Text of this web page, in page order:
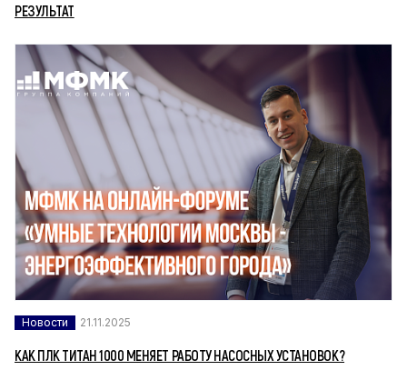
РЕЗУЛЬТАТ
Новости 21.11.2025
КАК ПЛК ТИТАН 1000 МЕНЯЕТ РАБОТУ НАСОСНЫХ УСТАНОВОК?